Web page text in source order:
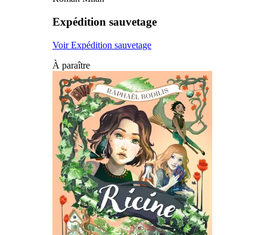
Expédition sauvetage
Voir Expédition sauvetage
À paraître